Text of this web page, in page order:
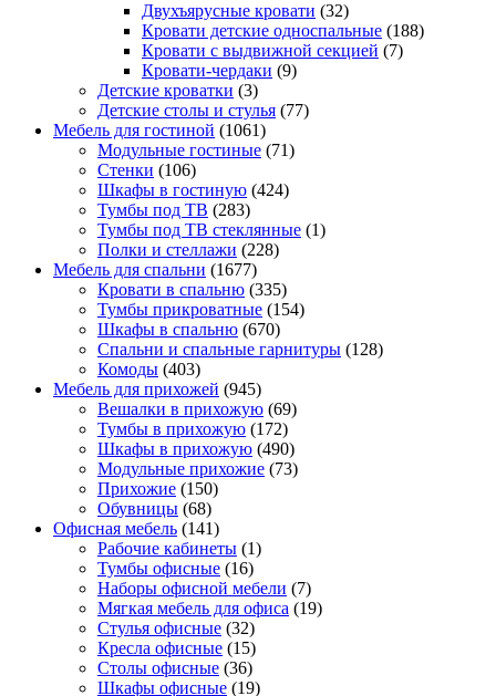
Двухъярусные кровати (32)
Кровати детские односпальные (188)
Кровати с выдвижной секцией (7)
Кровати-чердаки (9)
Детские кроватки (3)
Детские столы и стулья (77)
Мебель для гостиной (1061)
Модульные гостиные (71)
Стенки (106)
Шкафы в гостиную (424)
Тумбы под ТВ (283)
Тумбы под ТВ стеклянные (1)
Полки и стеллажи (228)
Мебель для спальни (1677)
Кровати в спальню (335)
Тумбы прикроватные (154)
Шкафы в спальню (670)
Спальни и спальные гарнитуры (128)
Комоды (403)
Мебель для прихожей (945)
Вешалки в прихожую (69)
Тумбы в прихожую (172)
Шкафы в прихожую (490)
Модульные прихожие (73)
Прихожие (150)
Обувницы (68)
Офисная мебель (141)
Рабочие кабинеты (1)
Тумбы офисные (16)
Наборы офисной мебели (7)
Мягкая мебель для офиса (19)
Стулья офисные (32)
Кресла офисные (15)
Столы офисные (36)
Шкафы офисные (19)